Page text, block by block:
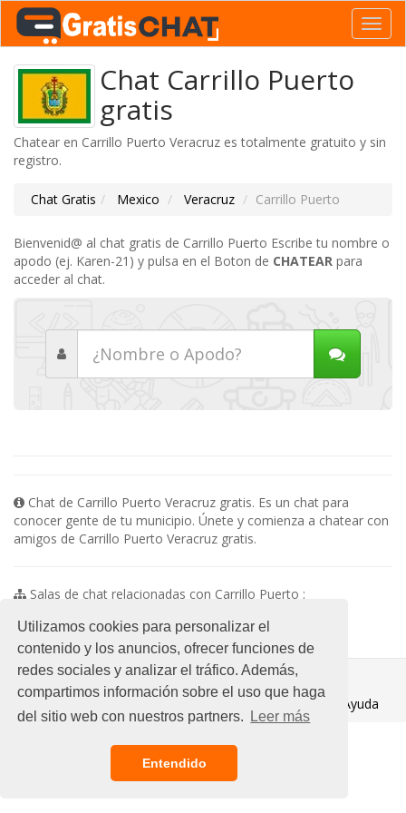
Utilizamos cookies para personalizar el
contenido y los anuncios, ofrecer funciones de
redes sociales y analizar el tráfico. Además,
compartimos información sobre el uso que haga
del sitio web con nuestros partners.
Leer más
Entendido
Chat Carrillo Puerto
gratis
Chatear en Carrillo Puerto Veracruz es totalmente gratuito y sin
registro.
Chat Gratis Mexico Veracruz Carrillo Puerto
Bienvenid@ al chat gratis de Carrillo Puerto Escribe tu nombre o
apodo (ej. Karen-21) y pulsa en el Boton de CHATEAR para
acceder al chat.
Chat de Carrillo Puerto Veracruz gratis. Es un chat para
conocer gente de tu municipio. Únete y comienza a chatear con
amigos de Carrillo Puerto Veracruz gratis.
Salas de chat relacionadas con Carrillo Puerto :
No existen subsalas en esta categoria
© 2021 Chat Gratis
Aviso legal
Ayuda